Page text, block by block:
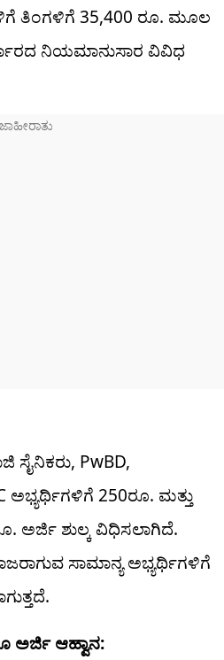
ತಿಂಗಳಿಗೆ 35,400 ರೂ. ಮೂಲ
ನಿಯಮಾನುಸಾರ ವಿವಿಧ
PwBD,
ಅಭ್ಯರ್ಥಿಗಳಿಗೆ 250ರೂ. ಮತ್ತು
ಅರ್ಜಿ ಶುಲ್ಕ ವಿಧಿಸಲಾಗಿದೆ.
ಸಾಮಾನ್ಯ ಅಭ್ಯರ್ಥಿಗಳಿಗೆ
ಅರ್ಜಿ ಆಹ್ವಾನ: